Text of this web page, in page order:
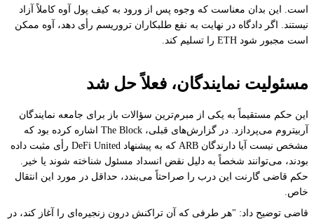
است. این بدان معناست که وجوه پس از ورود به کیف پول آوه کاملاً آزاد
نیستند. اگر دادگاه در نهایت به نفع طلبکاران تروریسم رأی دهد، آوه ممکن
است مجبور شود ETH را تسلیم کند.
مسئولیت نمایندگان، فعلاً حل شد
این حکم مستقیماً به یکی از مبرم‌ترین سؤالات باز برای جامعه نمایندگان
آربیتروم می‌پردازد. در گزارش‌های قبلی، The Block اشاره کرده بود که
مشخص نیست آیا دارندگان ARB که به پیشنهاد DeFi United رأی مثبت داده
بودند، می‌توانند شخصاً به دلیل نقض انسداد مسئول شناخته شوند یا خیر.
حکم قاضی گارنت این درب را صراحتاً می‌بندد، حداقل در مورد این انتقال
خاص.
قاضی توضیح داد: "هر طرفی که آن تراکنش درون زنجیره‌ای را آغاز کند، در